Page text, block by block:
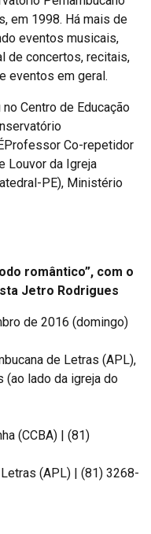
em 1998. Há mais de
eventos musicais,
de concertos, recitais,
eventos em geral.
Centro de Educação
Co-repetidor
Louvor da Igreja
PE), Ministério
romântico”, com o
Jetro Rodrigues
de 2016 (domingo)
de Letras (APL),
(ao lado da igreja do
(CCBA) | (81)
(APL) | (81) 3268-